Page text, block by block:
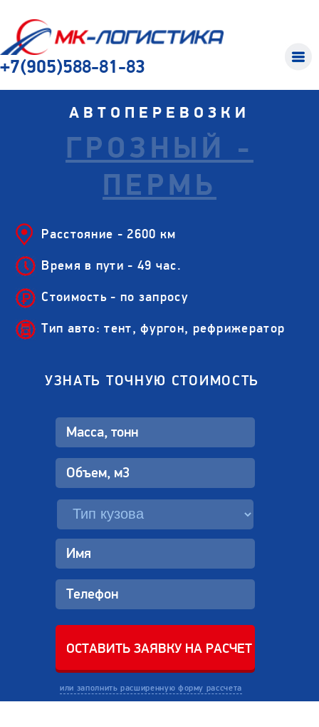
+7(905)588-81-83
АВТОПЕРЕВОЗКИ
ГРОЗНЫЙ -
ПЕРМЬ
Расстояние - 2600 км
Время в пути - 49 час.
Стоимость - по запросу
Тип авто: тент, фургон, рефрижератор
УЗНАТЬ ТОЧНУЮ СТОИМОСТЬ
или заполнить расширенную форму рассчета